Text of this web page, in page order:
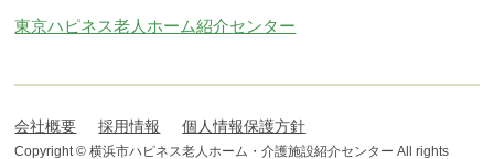
東京ハピネス老人ホーム紹介センター
会社概要 採用情報 個人情報保護方針
Copyright © 横浜市ハピネス老人ホーム・介護施設紹介センター All rights